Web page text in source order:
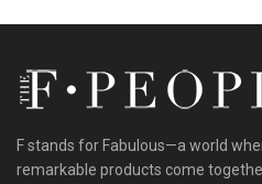
F stands for Fabulous—a world
remarkable products come